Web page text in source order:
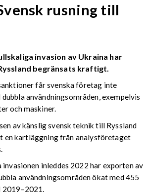
rusning till
invasion av Ukraina har
begränsats kraftigt.
får svenska företag inte
användningsområden, exempelvis
och maskiner.
av känslig svensk teknik till Ryssland
en kartläggning från analysföretaget
invasionen inleddes 2022 har exporten av
användningsområden ökat med 455
2019–2021.